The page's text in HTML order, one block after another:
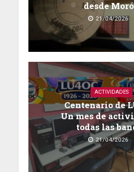
desde
21/04/2026
ACTIVIDADES
Centenario de
Un mes de
todas las
21/04/2026